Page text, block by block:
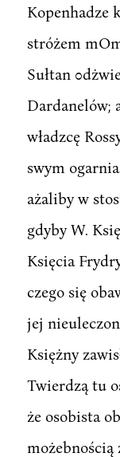
Kopenhadze
stróżem
Sułtan
Dardanelów;
władzcę
swym
ażaliby w
gdyby W.
Księcia
czego się
jej
Księżny
Twierdzą tu
że osobista
możebnością